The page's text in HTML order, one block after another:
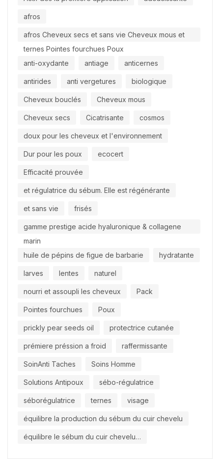
afros
afros Cheveux secs et sans vie Cheveux mous et
ternes Pointes fourchues Poux
anti-oxydante
antiage anticernes
antirides anti vergetures biologique
Cheveux bouclés Cheveux mous
Cheveux secs Cicatrisante cosmos
doux pour les cheveux et l'environnement
Dur pour les poux ecocert
Efficacité prouvée
et régulatrice du sébum. Elle est régénérante
et sans vie frisés
gamme prestige acide hyaluronique & collagene
marin
huile de pépins de figue de barbarie
hydratante
larves lentes naturel
nourri et assoupli les cheveux Pack
Pointes fourchues Poux
prickly pear seeds oil protectrice cutanée
prémiere préssion a froid raffermissante
SoinAnti Taches Soins Homme
Solutions Antipoux sébo-régulatrice
séborégulatrice ternes visage
équilibre la production du sébum du cuir chevelu
équilibre le sébum du cuir chevelu…